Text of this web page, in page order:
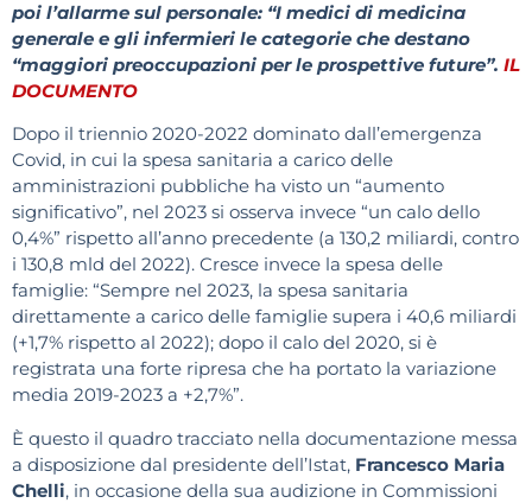
poi l’allarme sul personale: “I medici di medicina
generale e gli infermieri le categorie che destano
“maggiori preoccupazioni per le prospettive future”. IL
DOCUMENTO
Dopo il triennio 2020-2022 dominato dall’emergenza
Covid, in cui la spesa sanitaria a carico delle
amministrazioni pubbliche ha visto un “aumento
significativo”, nel 2023 si osserva invece “un calo dello
0,4%” rispetto all’anno precedente (a 130,2 miliardi, contro
i 130,8 mld del 2022). Cresce invece la spesa delle
famiglie: “Sempre nel 2023, la spesa sanitaria
direttamente a carico delle famiglie supera i 40,6 miliardi
(+1,7% rispetto al 2022); dopo il calo del 2020, si è
registrata una forte ripresa che ha portato la variazione
media 2019-2023 a +2,7%”.
È questo il quadro tracciato nella documentazione messa
a disposizione dal presidente dell’Istat, Francesco Maria
Chelli, in occasione della sua audizione in Commissioni